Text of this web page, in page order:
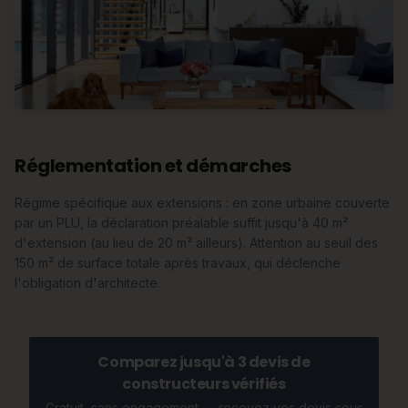
Réglementation et démarches
Régime spécifique aux extensions : en zone urbaine couverte
par un PLU, la déclaration préalable suffit jusqu'à 40 m²
d'extension (au lieu de 20 m² ailleurs). Attention au seuil des
150 m² de surface totale après travaux, qui déclenche
l'obligation d'architecte.
Comparez jusqu'à 3 devis de
constructeurs vérifiés